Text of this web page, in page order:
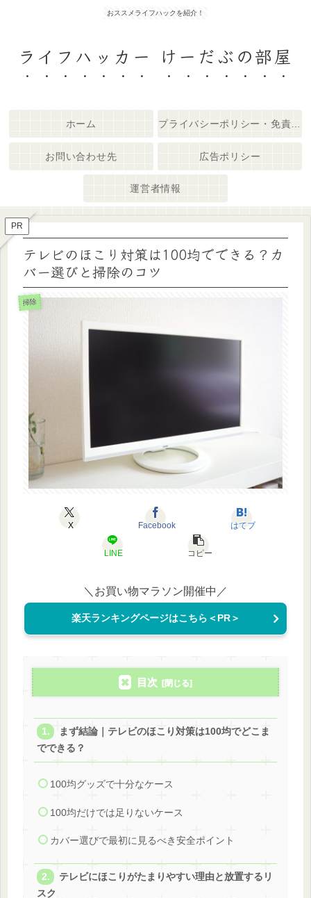
おススメライフハックを紹介！
ライフハッカー けーだぶの部屋
ホーム
お問い合わせ先 広告ポリシー
運営者情報
PR
テレビのほこり対策は100均でできる？カ
バー選びと掃除のコツ
掃除
X Facebook はてブ
LINE コピー
＼お買い物マラソン開催中／
楽天ランキングページはこちら＜PR＞
目次
まず結論｜テレビのほこり対策は100均でどこま
でできる？
100均グッズで十分なケース
100均だけでは足りないケース
カバー選びで最初に見るべき安全ポイント
テレビにほこりがたまりやすい理由と放置するリ
スク